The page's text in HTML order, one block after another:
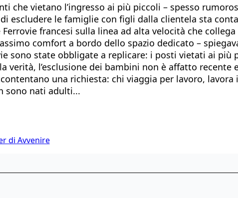
che vietano l’ingresso ai più piccoli – spesso
escludere le famiglie con figli dalla clientela sta
francesi sulla linea ad alta velocità che
comfort a bordo dello spazio dedicato –
sono state obbligate a replicare: i posti vietati ai più
verità, l’esclusione dei bambini non è affatto
una richiesta: chi viaggia per lavoro,
sono nati adulti...
di Avvenire